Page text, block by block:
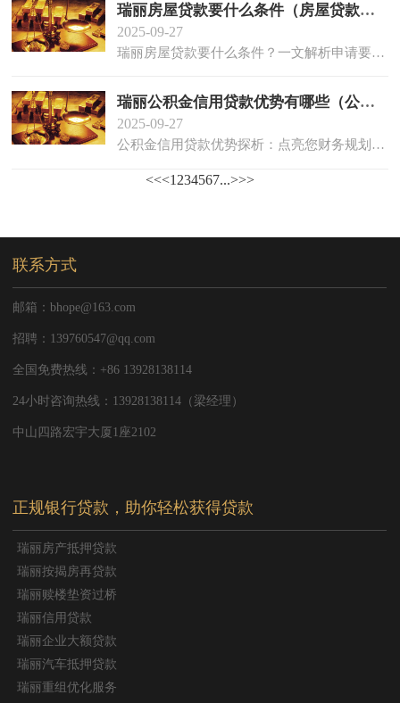
瑞丽房屋贷款要什么条件（房屋贷款要什么条件才能办理）
2025-09-27
瑞丽房屋贷款要什么条件？一文解析申请要点 在当今社会，房屋不仅是居住的地方，也是许多人实现...
瑞丽公积金信用贷款优势有哪些（公积金信用贷款优势有哪些呢）
2025-09-27
公积金信用贷款优势探析：点亮您财务规划的明灯 面对琳琅满目的贷款产品，如何挑选出既符合自身需...
<<<1 234567...>>>
联系方式
邮箱：bhope@163.com
招聘：139760547@qq.com
全国免费热线：+86 13928138114
24小时咨询热线：13928138114（梁经理）
中山四路宏宇大厦1座2102
正规银行贷款，助你轻松获得贷款
瑞丽房产抵押贷款
瑞丽按揭房再贷款
瑞丽赎楼垫资过桥
瑞丽信用贷款
瑞丽企业大额贷款
瑞丽汽车抵押贷款
瑞丽重组优化服务